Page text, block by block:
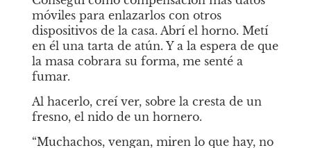
móviles para enlazarlos con otros
dispositivos de la casa. Abrí el horno. Metí
en él una tarta de atún. Y a la espera de que
la masa cobrara su forma, me senté a
fumar.
Al hacerlo, creí ver, sobre la cresta de un
fresno, el nido de un hornero.
“Muchachos, vengan, miren lo que hay, no